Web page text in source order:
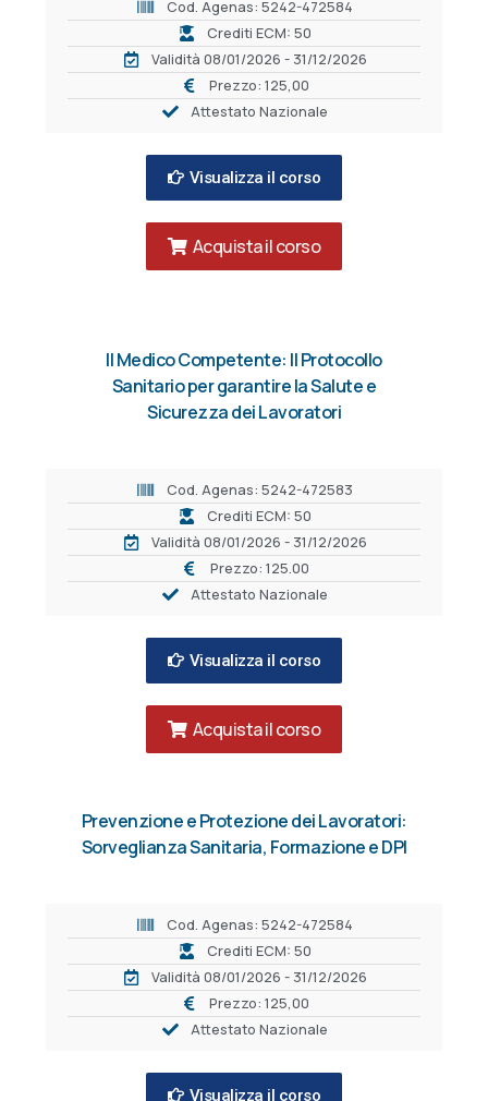
Cod. Agenas: 5242-472584
Crediti ECM: 50
Validità 08/01/2026 - 31/12/2026
Prezzo: 125,00
Attestato Nazionale
Visualizza il corso
Acquista il corso
Il Medico Competente: Il Protocollo
Sanitario per garantire la Salute e
Sicurezza dei Lavoratori
Cod. Agenas: 5242-472583
Crediti ECM: 50
Validità 08/01/2026 - 31/12/2026
Prezzo: 125.00
Attestato Nazionale
Visualizza il corso
Acquista il corso
Prevenzione e Protezione dei Lavoratori:
Sorveglianza Sanitaria, Formazione e DPI
Cod. Agenas: 5242-472584
Crediti ECM: 50
Validità 08/01/2026 - 31/12/2026
Prezzo: 125,00
Attestato Nazionale
Visualizza il corso